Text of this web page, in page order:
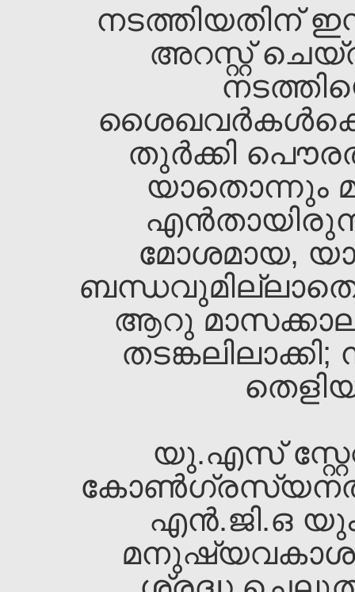
നടത്തിയതിന്‌
അറസ്റ്റ്‌
തുര്‍ക്കി
യാതൊന്നും
മോശമായ,
ആറു
യു.എസ്‌
എന്‍.ജി.ഒ
മനുഷ്യവകാശ